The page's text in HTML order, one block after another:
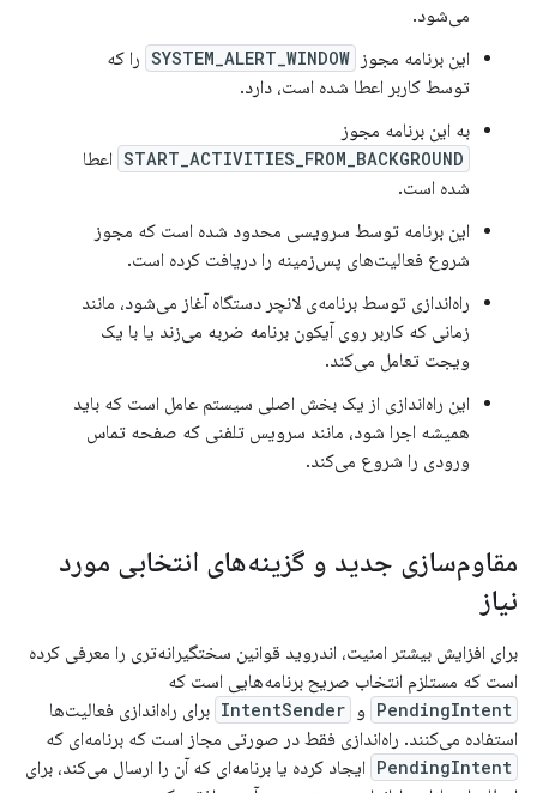
می‌شود.
این برنامه مجوز SYSTEM_ALERT_WINDOW را که
توسط کاربر اعطا شده است، دارد.
به این برنامه مجوز
START_ACTIVITIES_FROM_BACKGROUND اعطا
شده است.
این برنامه توسط سرویسی محدود شده است که مجوز
شروع فعالیت‌های پس‌زمینه را دریافت کرده است.
راه‌اندازی توسط برنامه‌ی لانچر دستگاه آغاز می‌شود، مانند
زمانی که کاربر روی آیکون برنامه ضربه می‌زند یا با یک
ویجت تعامل می‌کند.
این راه‌اندازی از یک بخش اصلی سیستم عامل است که باید
همیشه اجرا شود، مانند سرویس تلفنی که صفحه تماس
ورودی را شروع می‌کند.
مقاوم‌سازی جدید و گزینه‌های انتخابی مورد
نیاز
برای افزایش بیشتر امنیت، اندروید قوانین سختگیرانه‌تری را معرفی کرده
است که مستلزم انتخاب صریح برنامه‌هایی است که
PendingIntent و IntentSender برای راه‌اندازی فعالیت‌ها
استفاده می‌کنند. راه‌اندازی فقط در صورتی مجاز است که برنامه‌ای که
PendingIntent ایجاد کرده یا برنامه‌ای که آن را ارسال می‌کند، برای